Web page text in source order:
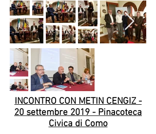
INCONTRO CON METIN CENGIZ -
20 settembre 2019 - Pinacoteca
Civica di Como